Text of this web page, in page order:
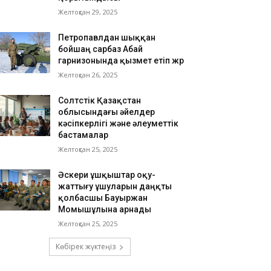
Желтоқсан 29, 2025
Петропавлдан шыққан
бойшаң сарбаз Абай
гарнизонында қызмет етіп жүр
Желтоқсан 26, 2025
Солтүстік Қазақстан
облысындағы әйелдер
кәсіпкерлігі және әлеуметтік
бастамалар
Желтоқсан 25, 2025
Әскери ұшқыштар оқу-
жаттығу ұшуларын даңқты
қолбасшы Бауыржан
Момышұлына арнады
Желтоқсан 25, 2025
Көбірек жүктеңіз